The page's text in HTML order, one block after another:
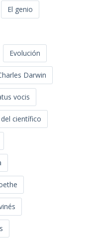
El genio
Evolución
Darwin
vocis
científico